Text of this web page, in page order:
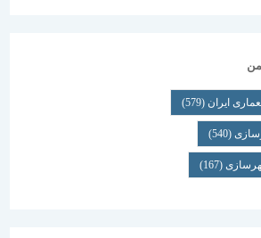
(579)
(167)